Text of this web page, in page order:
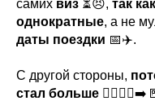
самих виз ⏳😣, так
однократные, а не
даты поездки 📅✈️.
С другой стороны,
стал больше